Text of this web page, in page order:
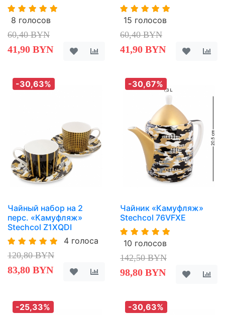
8 голосов
60,40 BYN
41,90 BYN
15 голосов
60,40 BYN
41,90 BYN
-30,63%
Чайный набор на 2
перс. «Камуфляж»
Stechcol Z1XQDI
4 голоса
120,80 BYN
83,80 BYN
-30,67%
Чайник «Камуфляж»
Stechcol 76VFXE
10 голосов
142,50 BYN
98,80 BYN
-25,33%
-30,63%